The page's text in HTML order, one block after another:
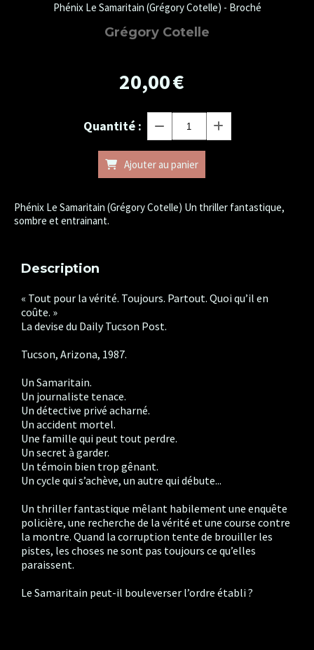
Phénix Le Samaritain (Grégory Cotelle) - Broché
Grégory Cotelle
20,00€
Quantité :
Ajouter au panier
Phénix Le Samaritain (Grégory Cotelle) Un thriller fantastique,
sombre et entrainant.
Description
« Tout pour la vérité. Toujours. Partout. Quoi qu’il en
coûte. »
La devise du Daily Tucson Post.
Tucson, Arizona, 1987.
Un Samaritain.
Un journaliste tenace.
Un détective privé acharné.
Un accident mortel.
Une famille qui peut tout perdre.
Un secret à garder.
Un témoin bien trop gênant.
Un cycle qui s’achève, un autre qui débute...
Un thriller fantastique mêlant habilement une enquête
policière, une recherche de la vérité et une course contre
la montre. Quand la corruption tente de brouiller les
pistes, les choses ne sont pas toujours ce qu’elles
paraissent.
Le Samaritain peut-il bouleverser l’ordre établi ?